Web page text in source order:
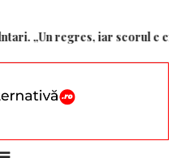
„Un regres, iar scorul e